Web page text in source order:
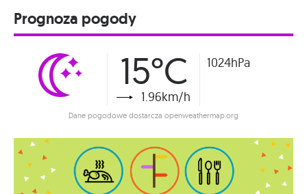
Prognoza pogody
15°C
1.96km/h
1024hPa
Dane pogodowe dostarcza openweathermap.org